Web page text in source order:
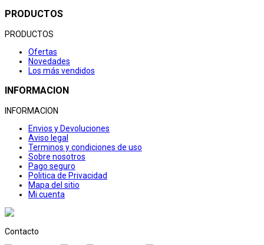
PRODUCTOS
PRODUCTOS
Ofertas
Novedades
Los más vendidos
INFORMACION
INFORMACION
Envios y Devoluciones
Aviso legal
Terminos y condiciones de uso
Sobre nosotros
Pago seguro
Politica de Privacidad
Mapa del sitio
Mi cuenta
Contacto